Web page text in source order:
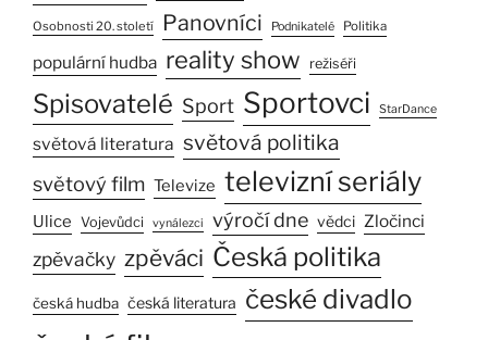
Osobnosti 20. století Panovníci Podnikatelé Politika
populární hudba reality show režiséři
Spisovatelé Sport Sportovci StarDance
světová literatura světová politika
světový film Televize televizní seriály
Ulice Vojevůdci vynálezci výročí dne vědci Zločinci
zpěvačky zpěváci Česká politika
česká hudba česká literatura české divadlo